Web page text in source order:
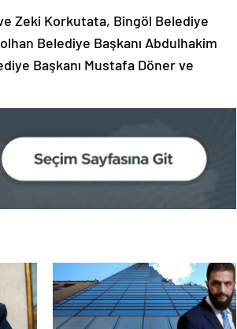
Zeki Korkutata, Bingöl Belediye
Belediye Başkanı Abdulhakim
Başkanı Mustafa Döner ve